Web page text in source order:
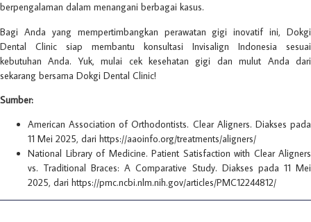
berpengalaman dalam menangani berbagai kasus.
Bagi Anda yang mempertimbangkan perawatan gigi inovatif ini, Dokgi
Dental Clinic siap membantu konsultasi Invisalign Indonesia sesuai
kebutuhan Anda. Yuk, mulai cek kesehatan gigi dan mulut Anda dari
sekarang bersama Dokgi Dental Clinic!
Sumber:
American Association of Orthodontists. Clear Aligners. Diakses pada
11 Mei 2025, dari https://aaoinfo.org/treatments/aligners/
National Library of Medicine. Patient Satisfaction with Clear Aligners
vs. Traditional Braces: A Comparative Study. Diakses pada 11 Mei
2025, dari https://pmc.ncbi.nlm.nih.gov/articles/PMC12244812/